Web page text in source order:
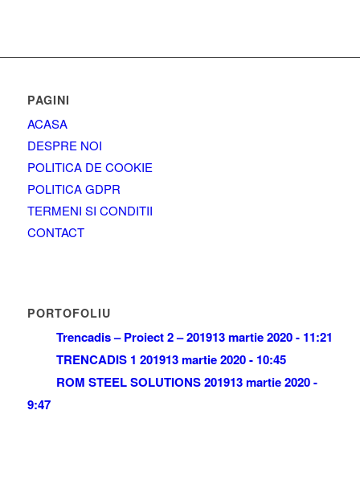
PAGINI
ACASA
DESPRE NOI
POLITICA DE COOKIE
POLITICA GDPR
TERMENI SI CONDITII
CONTACT
PORTOFOLIU
Trencadis – Proiect 2 – 201913 martie 2020 - 11:21
TRENCADIS 1 201913 martie 2020 - 10:45
ROM STEEL SOLUTIONS 201913 martie 2020 -
9:47